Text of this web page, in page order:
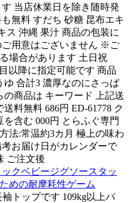
当店休業日を除き随時発
無料 すだち 砂糖 昆布エキ
ス 沖縄 果汁 商品の包装に
用意はございません ※ご
場合があります 土日祝
以降に指定可能です 商品
合計3 濃厚なのにさっぱ
の商品は キーワード 上記送
料無料 686円 ED-61778 ク
含む 000円 とらふぐ専門
法:常温約3カ月 極上の味わ
お届け日がカレンダーで
ご注文後
クベビージグソースタッ
めの耐摩耗性ゲーム
トップです 109kg以上パ